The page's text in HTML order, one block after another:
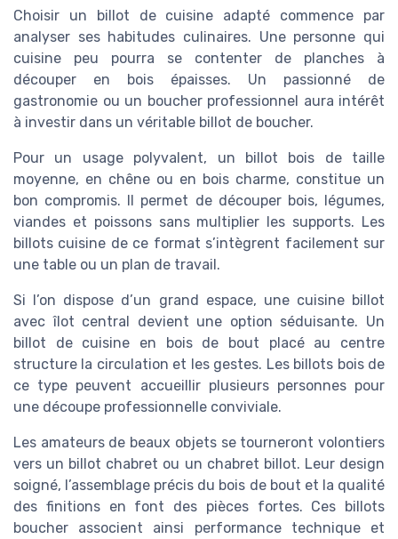
Choisir un billot de cuisine adapté commence par
analyser ses habitudes culinaires. Une personne qui
cuisine peu pourra se contenter de planches à
découper en bois épaisses. Un passionné de
gastronomie ou un boucher professionnel aura intérêt
à investir dans un véritable billot de boucher.
Pour un usage polyvalent, un billot bois de taille
moyenne, en chêne ou en bois charme, constitue un
bon compromis. Il permet de découper bois, légumes,
viandes et poissons sans multiplier les supports. Les
billots cuisine de ce format s’intègrent facilement sur
une table ou un plan de travail.
Si l’on dispose d’un grand espace, une cuisine billot
avec îlot central devient une option séduisante. Un
billot de cuisine en bois de bout placé au centre
structure la circulation et les gestes. Les billots bois de
ce type peuvent accueillir plusieurs personnes pour
une découpe professionnelle conviviale.
Les amateurs de beaux objets se tourneront volontiers
vers un billot chabret ou un chabret billot. Leur design
soigné, l’assemblage précis du bois de bout et la qualité
des finitions en font des pièces fortes. Ces billots
boucher associent ainsi performance technique et